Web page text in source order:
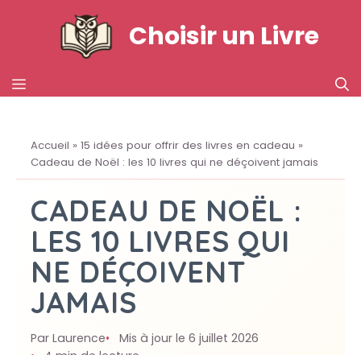
Choisir un Livre
MENU
Accueil » 15 idées pour offrir des livres en cadeau »
Cadeau de Noël : les 10 livres qui ne déçoivent jamais
CADEAU DE NOËL :
LES 10 LIVRES QUI
NE DÉÇOIVENT
JAMAIS
Par Laurence
Mis à jour le 6 juillet 2026